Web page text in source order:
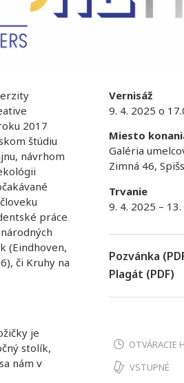
2017
štúdiu
návrhom
práce
(Eindhoven,
či Kruhy na
je
stolík,
nám v
Vernisáž
9. 4. 2025 o
Miesto
Galéria
Zimná 46,
Trvanie
9. 4. 2025 –
Pozvánka
Plagát (PDF)
OTVÁRACIE
VSTUPNÉ